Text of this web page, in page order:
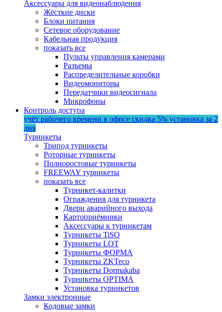
Аксессуары для видеонаблюдения
Жёсткие диски
Блоки питания
Сетевое оборудование
Кабельная продукция
показать все
Пульты управления камерами
Разъемы
Распределительные коробки
Видеомониторы
Передатчики видеосигнала
Микрофоны
Контроль доступа
учёт рабочего времени в офисе скидка 5% установка за 2
дня
Турникеты
Трипод турникеты
Роторные турникеты
Полноростовые турникеты
FREEWAY турникеты
показать все
Турникет-калитки
Ограждения для турникета
Двери аварийного выхода
Картоприёмники
Аксессуары к турникетам
Турникеты TiSO
Турникеты LOT
Турникеты ФОРМА
Турникеты ZKTeco
Турникеты Dormakaba
Турникеты OPTIMA
Установка турникетов
Замки электронные
Кодовые замки